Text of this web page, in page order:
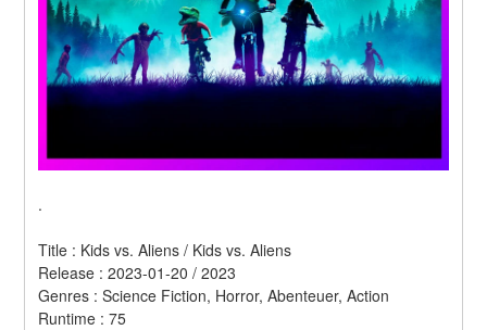
.
Title : Kids vs. Aliens / Kids vs. Aliens
Release : 2023-01-20 / 2023
Genres : Science Fiction, Horror, Abenteuer, Action
Runtime : 75